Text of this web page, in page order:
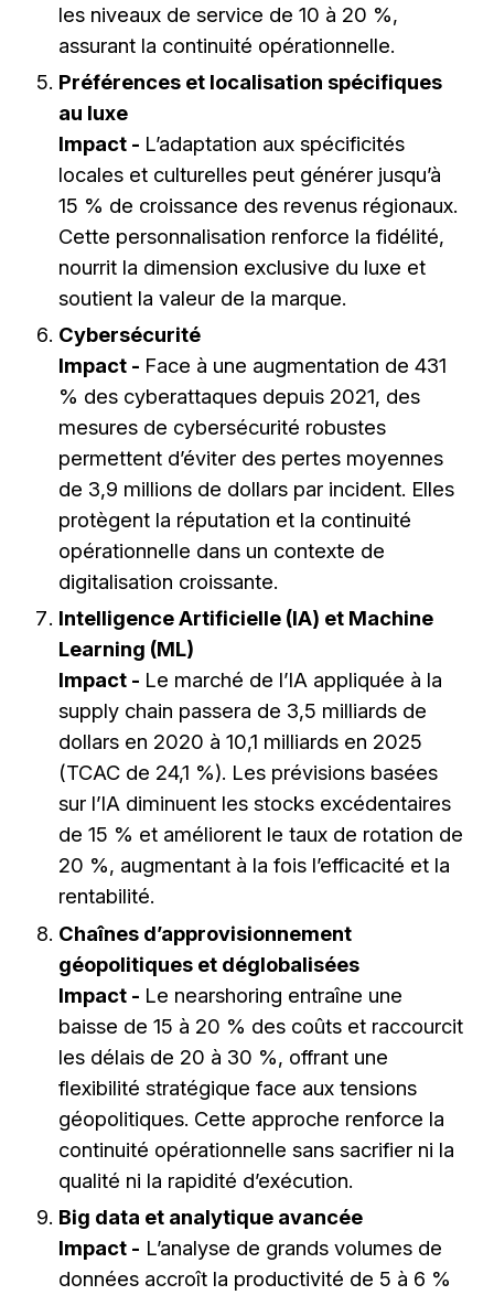
les niveaux de service de 10 à 20 %,
assurant la continuité opérationnelle.
Préférences et localisation spécifiques
au luxe
Impact - L’adaptation aux spécificités
locales et culturelles peut générer jusqu’à
15 % de croissance des revenus régionaux.
Cette personnalisation renforce la fidélité,
nourrit la dimension exclusive du luxe et
soutient la valeur de la marque.
Cybersécurité
Impact - Face à une augmentation de 431
% des cyberattaques depuis 2021, des
mesures de cybersécurité robustes
permettent d’éviter des pertes moyennes
de 3,9 millions de dollars par incident. Elles
protègent la réputation et la continuité
opérationnelle dans un contexte de
digitalisation croissante.
Intelligence Artificielle (IA) et Machine
Learning (ML)
Impact - Le marché de l’IA appliquée à la
supply chain passera de 3,5 milliards de
dollars en 2020 à 10,1 milliards en 2025
(TCAC de 24,1 %). Les prévisions basées
sur l’IA diminuent les stocks excédentaires
de 15 % et améliorent le taux de rotation de
20 %, augmentant à la fois l’efficacité et la
rentabilité.
Chaînes d’approvisionnement
géopolitiques et déglobalisées
Impact - Le nearshoring entraîne une
baisse de 15 à 20 % des coûts et raccourcit
les délais de 20 à 30 %, offrant une
flexibilité stratégique face aux tensions
géopolitiques. Cette approche renforce la
continuité opérationnelle sans sacrifier ni la
qualité ni la rapidité d’exécution.
Big data et analytique avancée
Impact - L’analyse de grands volumes de
données accroît la productivité de 5 à 6 %